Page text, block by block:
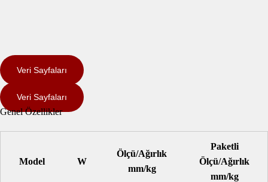
Veri Sayfaları
Veri Sayfaları
Genel Özellikler
Model W
Ölçü/Ağırlık
mm/kg
Paketli
Ölçü/Ağırlık
mm/kg